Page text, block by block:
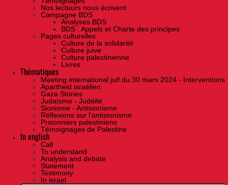
Nos lecteurs nous écrivent
Campagne BDS
Analyses BDS
BDS : Appels et Charte des principes
Pages culturelles
Culture de la solidarité
Culture juive
Culture palestinienne
Livres
Thématiques
Meeting international juif du 30 mars 2024 - Interventions
Apartheid israélien
Gaza Stories
Judaïsme - Judéité
Sionisme - Antisionisme
Réflexions sur l’antisionisme
Prisonniers palestiniens
Témoignages de Palestine
In english
Call
To understand
Analysis and debate
Statement
Testimony
In israel